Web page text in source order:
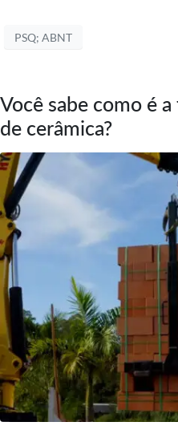
PSQ; ABNT
Você sabe como é
de cerâmica?